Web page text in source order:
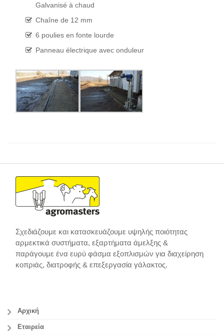
Galvanisé à chaud
Chaîne de 12 mm
6 poulies en fonte lourde
Panneau électrique avec onduleur
Σχεδιάζουμε και κατασκευάζουμε υψηλής ποιότητας
αρμεκτικά συστήματα, εξαρτήματα άμελξης &
παράγουμε ένα ευρύ φάσμα εξοπλισμών για διαχείρηση
κοπριάς, διατροφής & επεξεργασία γάλακτος.
Αρχική
Εταιρεία